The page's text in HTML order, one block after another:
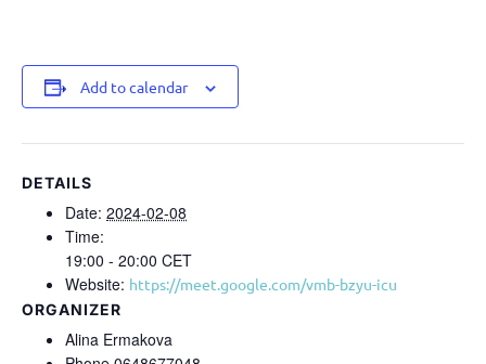
Add to calendar
DETAILS
Date: 2024-02-08
Time:
19:00 - 20:00 CET
Website: https://meet.google.com/vmb-bzyu-icu
ORGANIZER
Alina Ermakova